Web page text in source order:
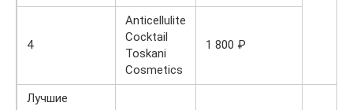
4
Anticellulite
Cocktail
Toskani
Cosmetics
1 800 ₽
Лучшие